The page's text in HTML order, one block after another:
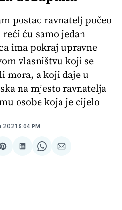
postao ravnatelj počeo
ću samo jedan
ima pokraj upravne
vlasništvu koji se
mora, a koji daje u
na mjesto ravnatelja
osobe koja je cijelo
2021 5:04 PM.
SharepodijeliSharepodijeli